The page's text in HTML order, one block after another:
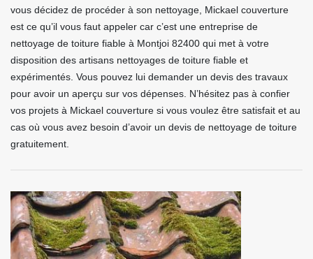
vous décidez de procéder à son nettoyage, Mickael couverture
est ce qu’il vous faut appeler car c’est une entreprise de
nettoyage de toiture fiable à Montjoi 82400 qui met à votre
disposition des artisans nettoyages de toiture fiable et
expérimentés. Vous pouvez lui demander un devis des travaux
pour avoir un aperçu sur vos dépenses. N’hésitez pas à confier
vos projets à Mickael couverture si vous voulez être satisfait et au
cas où vous avez besoin d’avoir un devis de nettoyage de toiture
gratuitement.